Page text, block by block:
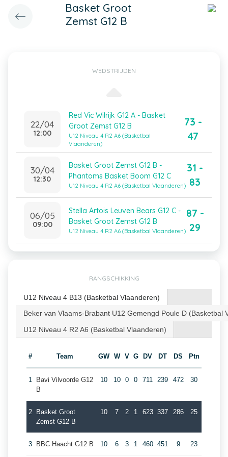
Basket Groot
Zemst G12 B
WEDSTRIJDEN
22/04
12:00
Red Vic Wilrijk G12 A - Basket
Groot Zemst G12 B
U12 Niveau 4 R2 A6 (Basketbal
Vlaanderen)
73 -
47
30/04
12:30
Basket Groot Zemst G12 B -
Phantoms Basket Boom G12 C
U12 Niveau 4 R2 A6 (Basketbal Vlaanderen)
31 -
83
06/05
09:00
Stella Artois Leuven Bears G12 C -
Basket Groot Zemst G12 B
U12 Niveau 4 R2 A6 (Basketbal Vlaanderen)
87 -
29
RANGSCHIKKING
U12 Niveau 4 B13 (Basketbal Vlaanderen)
Beker van Vlaams-Brabant U12 Gemengd Poule D (Basketbal
U12 Niveau 4 R2 A6 (Basketbal Vlaanderen)
# Team GW W V G DV DT DS Ptn
1
Bavi Vilvoorde G12
B
10 10 0 0 711 239 472 30
2
Basket Groot
Zemst G12 B
10 7 2 1 623 337 286 25
3 BBC Haacht G12 B 10 6 3 1 460 451 9 23